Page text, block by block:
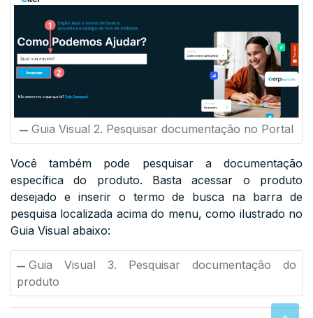
Guia Visual 2. Pesquisar documentação no Portal
Você também pode pesquisar a documentação
específica do produto. Basta acessar o produto
desejado e inserir o termo de busca na barra de
pesquisa localizada acima do menu, como ilustrado no
Guia Visual abaixo:
Guia Visual 3. Pesquisar documentação do
produto